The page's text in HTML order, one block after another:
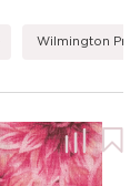
Wilmington